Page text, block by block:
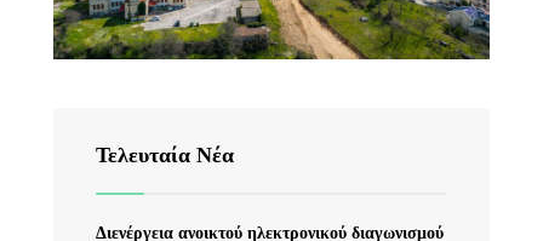
Τελευταία Νέα
Διενέργεια ανοικτού ηλεκτρονικού διαγωνισμού